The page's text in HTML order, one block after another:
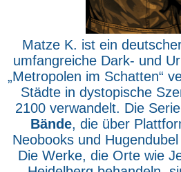
Matze K. ist ein
umfangreiche Dark- und
„Metropolen im Schatten“
Städte in dystopische
2100 verwandelt. Die
Bände, die über
Neobooks und
Die Werke, die Orte wie